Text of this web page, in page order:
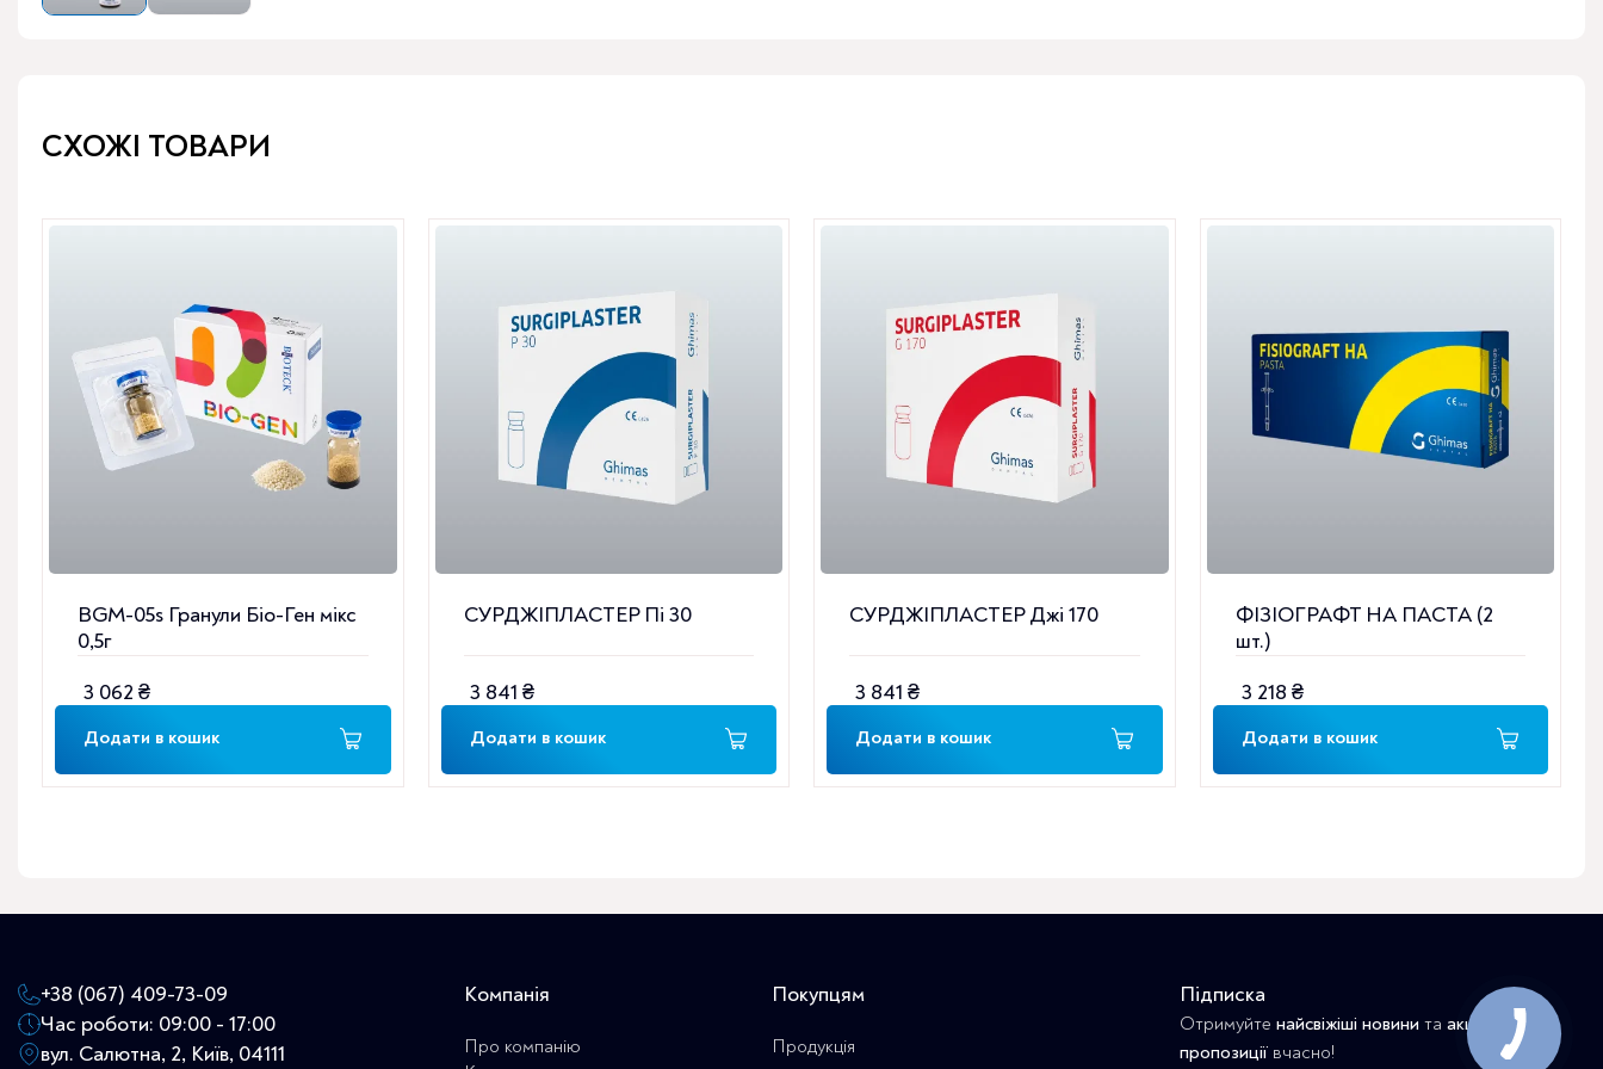
СХОЖІ ТОВАРИ
BGM-05s Гранули Біо-Ген мікс
0,5г
3 062 ₴
Додати в кошик
СУРДЖІПЛАСТЕР Пі 30
3 841 ₴
Додати в кошик
СУРДЖІПЛАСТЕР Джі 170
3 841 ₴
Додати в кошик
ФІЗІОГРАФТ НА ПАСТА (2
шт.)
3 218 ₴
Додати в кошик
+38 (067) 409-73-09
Час роботи: 09:00 - 17:00
вул. Салютна, 2, Київ, 04111
Компанія
Про компанію
Покупцям
Продукція
Підписка
Отримуйте найсвіжіші новини та акційні
пропозиції вчасно!